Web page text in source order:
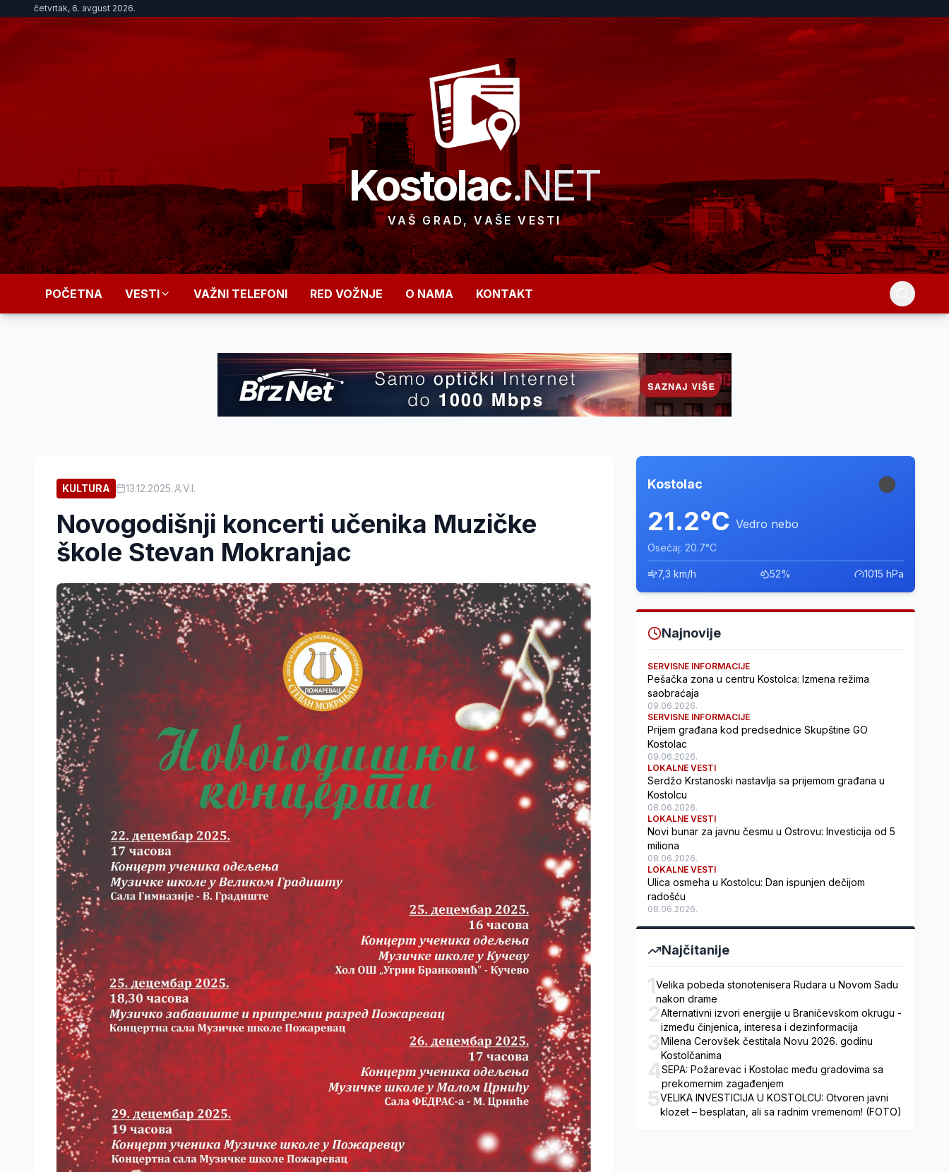
četvrtak, 6. avgust 2026.
Kostolac.NET
VAŠ GRAD, VAŠE VESTI
POČETNA VESTI VAŽNI TELEFONI RED VOŽNJE O NAMA KONTAKT
KULTURA 13.12.2025. V.I.
Novogodišnji koncerti učenika Muzičke
škole Stevan Mokranjac
Kostolac
21.2°C Vedro nebo
Osećaj: 20.7°C
7,3 km/h 52% 1015 hPa
Najnovije
SERVISNE INFORMACIJE
Pešačka zona u centru Kostolca: Izmena režima
saobraćaja
09.06.2026.
SERVISNE INFORMACIJE
Prijem građana kod predsednice Skupštine GO
Kostolac
09.06.2026.
LOKALNE VESTI
Serdžo Krstanoski nastavlja sa prijemom građana u
Kostolcu
08.06.2026.
LOKALNE VESTI
Novi bunar za javnu česmu u Ostrovu: Investicija od 5
miliona
08.06.2026.
LOKALNE VESTI
Ulica osmeha u Kostolcu: Dan ispunjen dečijom
radošću
08.06.2026.
Najčitanije
1Velika pobeda stonotenisera Rudara u Novom Sadu
nakon drame
2Alternativni izvori energije u Braničevskom okrugu -
između činjenica, interesa i dezinformacija
3Milena Cerovšek čestitala Novu 2026. godinu
Kostolčanima
4SEPA: Požarevac i Kostolac među gradovima sa
prekomernim zagađenjem
5VELIKA INVESTICIJA U KOSTOLCU: Otvoren javni
klozet – besplatan, ali sa radnim vremenom! (FOTO)